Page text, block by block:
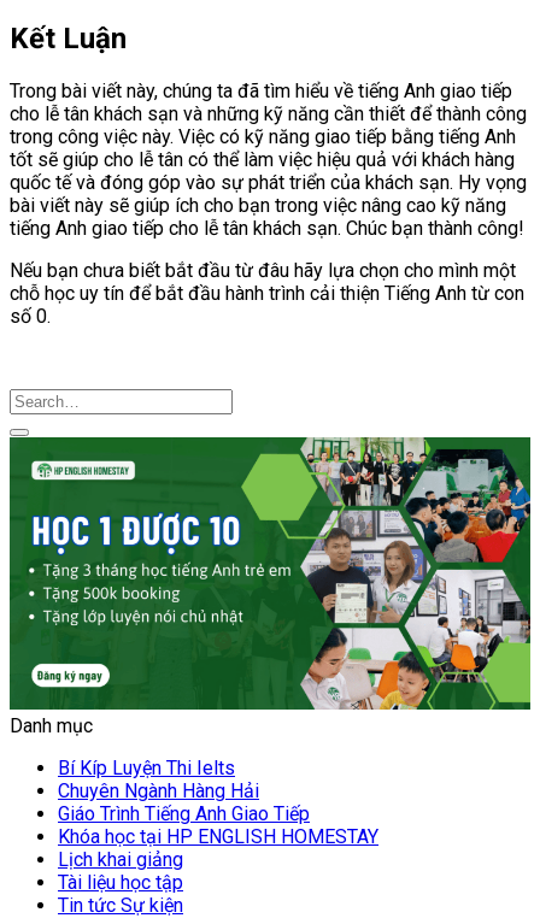
Kết Luận
Trong bài viết này, chúng ta đã tìm hiểu về tiếng Anh giao tiếp
cho lễ tân khách sạn và những kỹ năng cần thiết để thành công
trong công việc này. Việc có kỹ năng giao tiếp bằng tiếng Anh
tốt sẽ giúp cho lễ tân có thể làm việc hiệu quả với khách hàng
quốc tế và đóng góp vào sự phát triển của khách sạn. Hy vọng
bài viết này sẽ giúp ích cho bạn trong việc nâng cao kỹ năng
tiếng Anh giao tiếp cho lễ tân khách sạn. Chúc bạn thành công!
Nếu bạn chưa biết bắt đầu từ đâu hãy lựa chọn cho mình một
chỗ học uy tín để bắt đầu hành trình cải thiện Tiếng Anh từ con
số 0.
Danh mục
Bí Kíp Luyện Thi Ielts
Chuyên Ngành Hàng Hải
Giáo Trình Tiếng Anh Giao Tiếp
Khóa học tại HP ENGLISH HOMESTAY
Lịch khai giảng
Tài liệu học tập
Tin tức Sự kiện